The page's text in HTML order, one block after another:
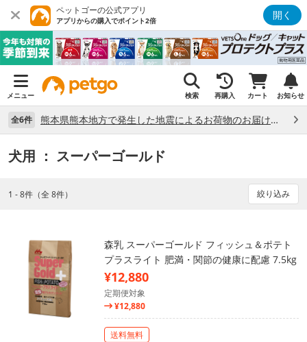
ペットゴーの公式アプリ
アプリからの購入でポイント2倍 開く
メニュー 検索 再購入 カート お知らせ
全6件 熊本県熊本地方で発生した地震によるお荷物のお届け状況について （7/28）
犬用 ： スーパーゴールド
1 - 8件（全 8件） 絞り込み
森乳 スーパーゴールド フィッシュ＆ポテト
プラスライト 肥満・関節の健康に配慮 7.5kg
¥12,880
定期便対象
¥12,880
送料無料